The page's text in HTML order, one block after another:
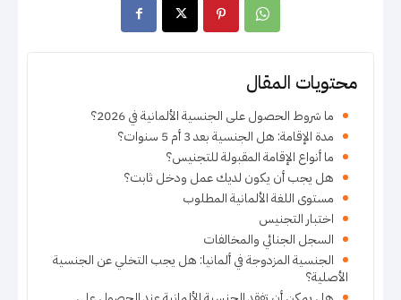
محتويات المقال
ما شروط الحصول على الجنسية الألمانية في 2026؟
مدة الإقامة: هل الجنسية بعد 3 أم 5 سنوات؟
ما أنواع الإقامة المقبولة للتجنيس؟
هل يجب أن يكون لديك عمل ودخل ثابت؟
مستوى اللغة الألمانية المطلوب
اختبار التجنيس
السجل الجنائي والمخالفات
الجنسية المزدوجة في ألمانيا: هل يجب التخلي عن الجنسية
الأصلية؟